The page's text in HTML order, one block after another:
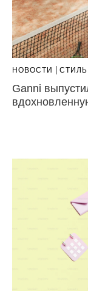
НОВОСТИ СТИЛЬ
Ganni